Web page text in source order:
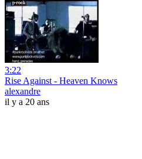
3:22
Rise Against - Heaven Knows
alexandre
il y a 20 ans